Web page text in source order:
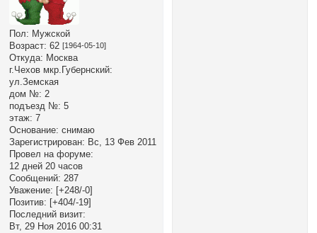
Пол: Мужской
Возраст: 62 [1964-05-10]
Откуда: Москва
г.Чехов мкр.Губернский:
ул.Земская
дом №: 2
подъезд №: 5
этаж: 7
Основание: снимаю
Зарегистрирован: Вс, 13 Фев 2011
Провел на форуме:
12 дней 20 часов
Сообщений: 287
Уважение: [+248/-0]
Позитив: [+404/-19]
Последний визит:
Вт, 29 Ноя 2016 00:31